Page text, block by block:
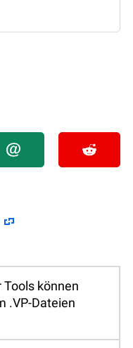
können
.VP-Dateien